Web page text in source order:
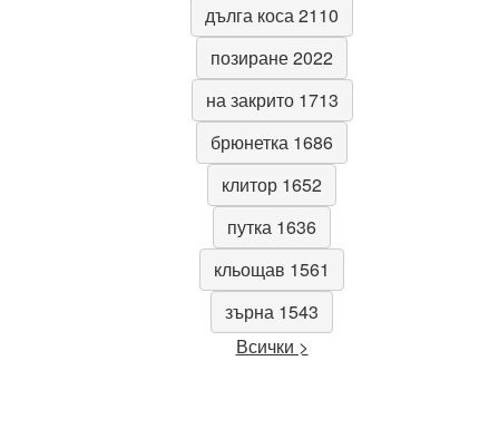
дълга коса 2110
позиране 2022
на закрито 1713
брюнетка 1686
клитор 1652
путка 1636
кльощав 1561
зърна 1543
Всички >